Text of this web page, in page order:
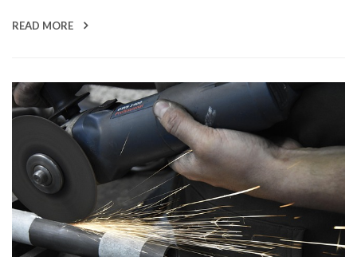
READ MORE